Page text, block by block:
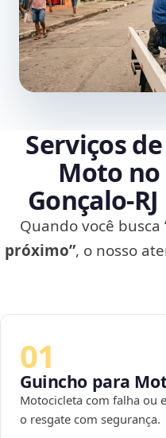
Serviços
Moto no
Quando você busca
próximo”, o nosso
01
Guincho para
Motocicleta com falha ou
o resgate com segurança.